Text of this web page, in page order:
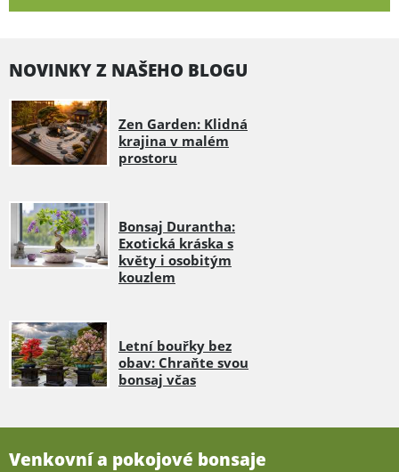
NOVINKY Z NAŠEHO BLOGU
Zen Garden: Klidná
krajina v malém
prostoru
Bonsaj Durantha:
Exotická kráska s
květy i osobitým
kouzlem
Letní bouřky bez
obav: Chraňte svou
bonsaj včas
Venkovní a pokojové bonsaje